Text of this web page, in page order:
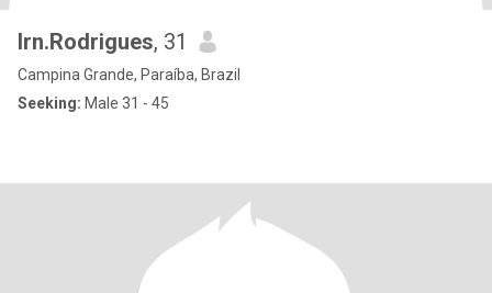
lrn.Rodrigues, 31
Campina Grande, Paraíba, Brazil
Seeking: Male 31 - 45